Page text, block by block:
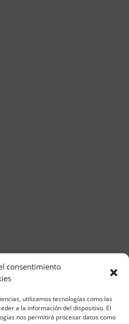
consentimiento
utilizamos tecnologías como las
a la información del dispositivo. El
nos permitirá procesar datos como